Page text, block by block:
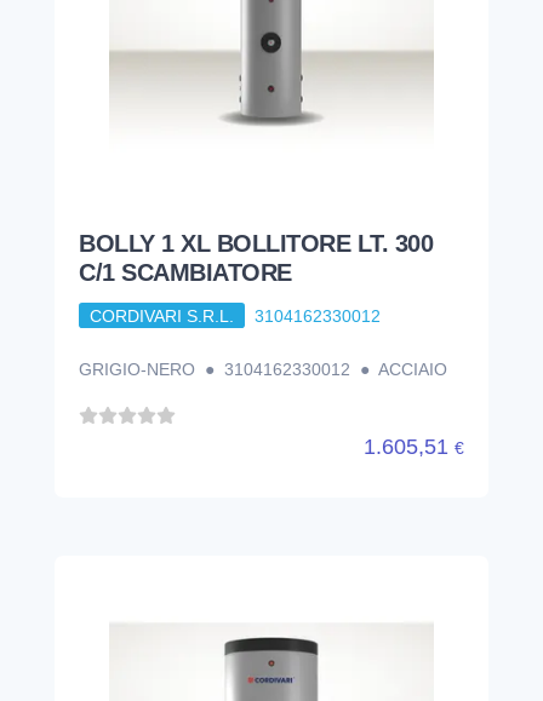
BOLLY 1 XL BOLLITORE LT. 300
C/1 SCAMBIATORE
CORDIVARI S.R.L. 3104162330012
GRIGIO-NERO ● 3104162330012 ● ACCIAIO
1.605,51 €